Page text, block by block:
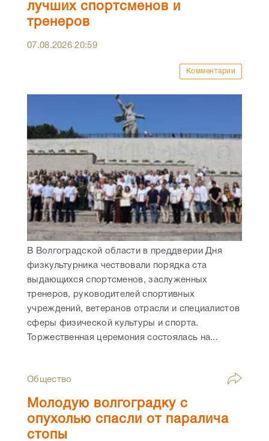
лучших спортсменов и
тренеров
07.08.202620:59
Комментарии
В Волгоградской области в преддверии Дня
физкультурника чествовали порядка ста
выдающихся спортсменов, заслуженных
тренеров, руководителей спортивных
учреждений, ветеранов отрасли и специалистов
сферы физической культуры и спорта.
Торжественная церемония состоялась на...
Общество
Молодую волгоградку с
опухолью спасли от паралича
стопы